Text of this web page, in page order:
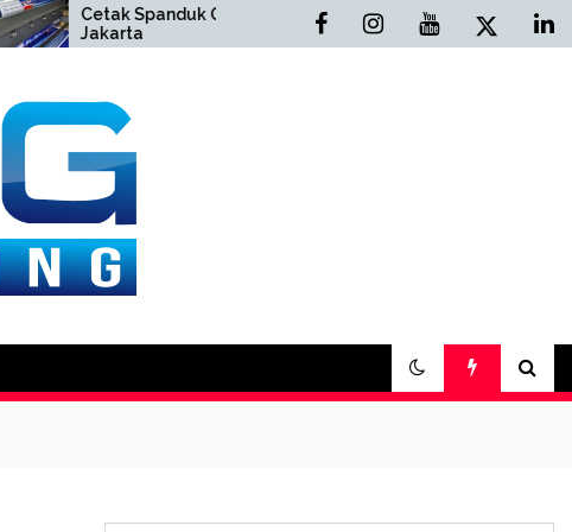
Cetak Spanduk Online
Jakarta
Cetak Buku Yasin Online